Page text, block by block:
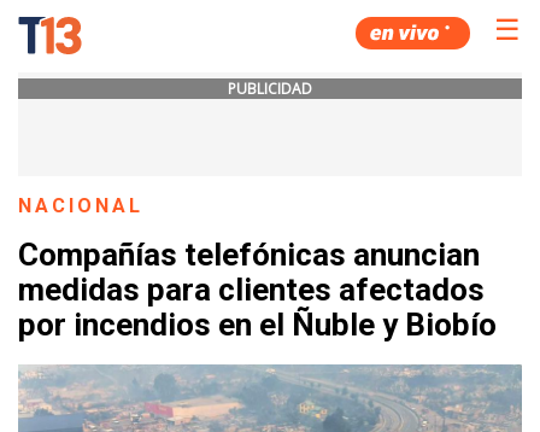
☰
PUBLICIDAD
NACIONAL
Compañías telefónicas anuncian
medidas para clientes afectados
por incendios en el Ñuble y Biobío